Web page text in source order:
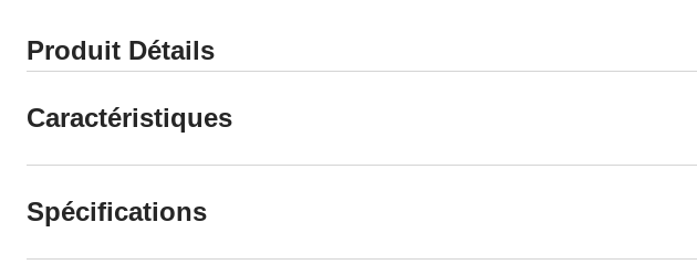
Produit Détails
Caractéristiques
Spécifications